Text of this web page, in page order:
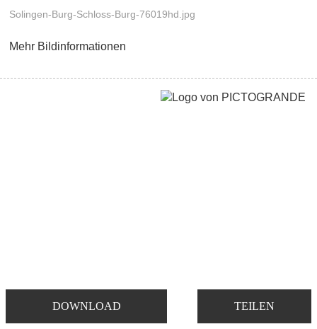
DOWNLOAD TEILEN
Solingen-Burg-Schloss-Burg-76019hd.jpg
Mehr Bildinformationen